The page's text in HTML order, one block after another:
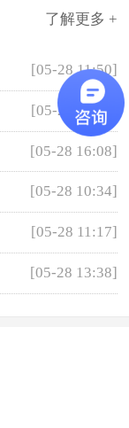
了解更多 +
[05-28 11:50]
[05-28 11:35]
[05-28 16:08]
[05-28 10:34]
[05-28 11:17]
[05-28 13:38]